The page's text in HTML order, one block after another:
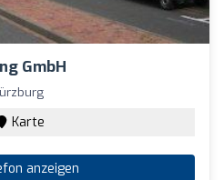
GmbH
Karte
anzeigen